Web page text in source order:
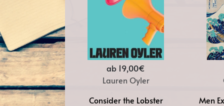
ab 19,00€
Lauren Oyler
Consider the Lobster
Men